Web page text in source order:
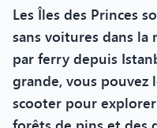
Les Îles des Princes
sans voitures dans la
par ferry depuis
grande, vous
scooter pour